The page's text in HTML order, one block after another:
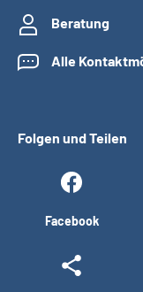
Beratung
Alle
Folgen und Teilen
Facebook